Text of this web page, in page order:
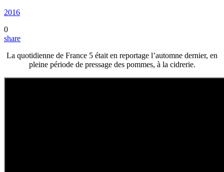
2016
0
share
La quotidienne de France 5 était en reportage l’automne dernier, en
pleine période de pressage des pommes, à la cidrerie.